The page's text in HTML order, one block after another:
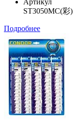
ST3050MC(彩)
Подробнее